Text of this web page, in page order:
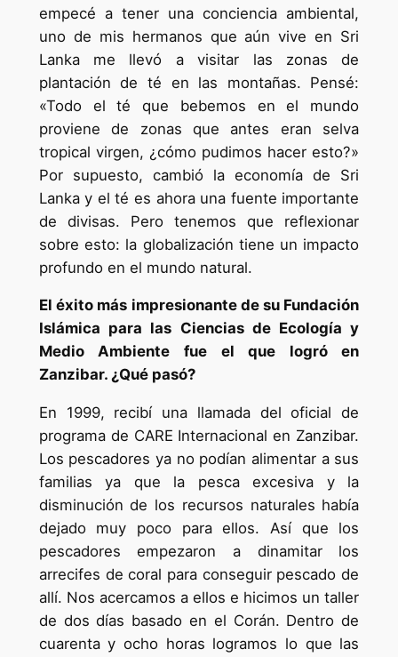
empecé a tener una conciencia ambiental,
uno de mis hermanos que aún vive en Sri
Lanka me llevó a visitar las zonas de
plantación de té en las montañas. Pensé:
«Todo el té que bebemos en el mundo
proviene de zonas que antes eran selva
tropical virgen, ¿cómo pudimos hacer esto?»
Por supuesto, cambió la economía de Sri
Lanka y el té es ahora una fuente importante
de divisas. Pero tenemos que reflexionar
sobre esto: la globalización tiene un impacto
profundo en el mundo natural.
El éxito más impresionante de su Fundación
Islámica para las Ciencias de Ecología y
Medio Ambiente fue el que logró en
Zanzibar. ¿Qué pasó?
En 1999, recibí una llamada del oficial de
programa de CARE Internacional en Zanzibar.
Los pescadores ya no podían alimentar a sus
familias ya que la pesca excesiva y la
disminución de los recursos naturales había
dejado muy poco para ellos. Así que los
pescadores empezaron a dinamitar los
arrecifes de coral para conseguir pescado de
allí. Nos acercamos a ellos e hicimos un taller
de dos días basado en el Corán. Dentro de
cuarenta y ocho horas logramos lo que las